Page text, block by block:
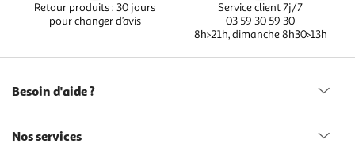
Retour produits : 30 jours
pour changer d’avis
Service client 7j/7
03 59 30 59 30
8h>21h, dimanche 8h30>13h
Besoin d'aide ?
Nos services